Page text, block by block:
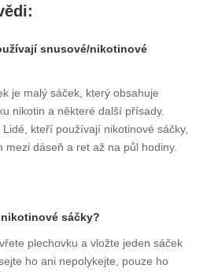
snusové/nikotinové
je malý sáček, který obsahuje
nikotin a některé další přísady.
kteří používají nikotinové sáčky,
mezi dáseň a ret až na půl hodiny.
sáčky?
plechovku a vložte jeden sáček
ho ani nepolykejte, pouze ho